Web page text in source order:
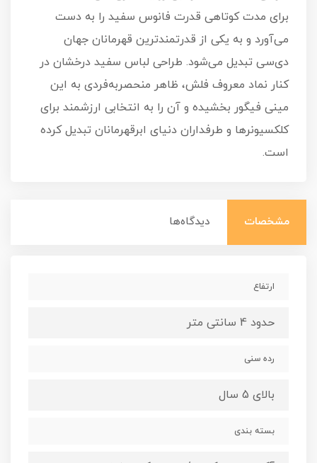
برای مدت کوتاهی قدرت فانوس سفید را به دست
می‌آورد و به یکی از قدرتمندترین قهرمانان جهان
دی‌سی تبدیل می‌شود. طراحی لباس سفید درخشان در
کنار نماد معروف فلش، ظاهر منحصربه‌فردی به این
مینی فیگور بخشیده و آن را به انتخابی ارزشمند برای
کلکسیونرها و طرفداران دنیای ابرقهرمانان تبدیل کرده
است.
مشخصات دیدگاه‌ها
ارتفاع
حدود 4 سانتی متر
رده سنی
بالای 5 سال
بسته بندی